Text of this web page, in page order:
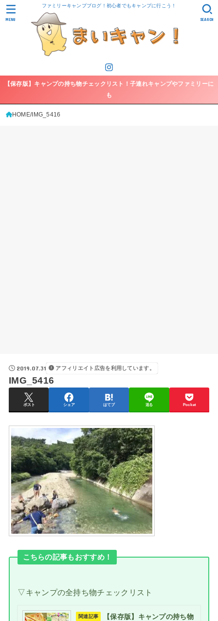
ファミリーキャンプブログ！初心者でもキャンプに行こう！
SEARCH
MENU
【保存版】キャンプの持ち物チェックリスト！子連れキャンプやファミリーに
も
HOME IMG_5416
2019.07.31 アフィリエイト広告を利用しています。
IMG_5416
ポスト シェア はてブ 送る Pocket
こちらの記事もおすすめ！
▽キャンプの全持ち物チェックリスト
関連記事
【保存版】キャンプの持ち物